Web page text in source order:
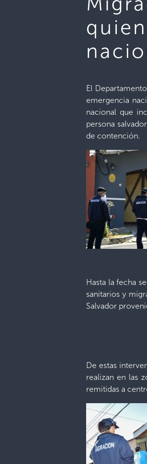
El
emergencia
nacional que
persona
de contención.
Hasta la fecha
sanitarios y
Salvador
De estas
realizan en las
remitidas a